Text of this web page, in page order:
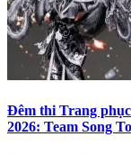
Đêm thi Trang
2026: Team Song